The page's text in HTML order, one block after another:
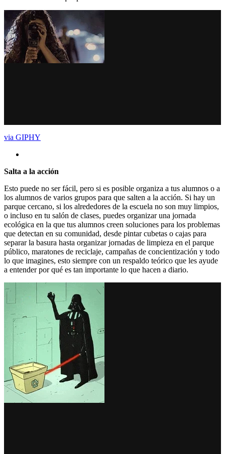
via GIPHY
Salta a la acción
Esto puede no ser fácil, pero si es posible organiza a tus alumnos o a
los alumnos de varios grupos para que salten a la acción. Si hay un
parque cercano, si los alrededores de la escuela no son muy limpios,
o incluso en tu salón de clases, puedes organizar una jornada
ecológica en la que tus alumnos creen soluciones para los problemas
que detectan en su comunidad, desde pintar cubetas o cajas para
separar la basura hasta organizar jornadas de limpieza en el parque
público, maratones de reciclaje, campañas de concientización y todo
lo que imagines, esto siempre con un respaldo teórico que les ayude
a entender por qué es tan importante lo que hacen a diario.